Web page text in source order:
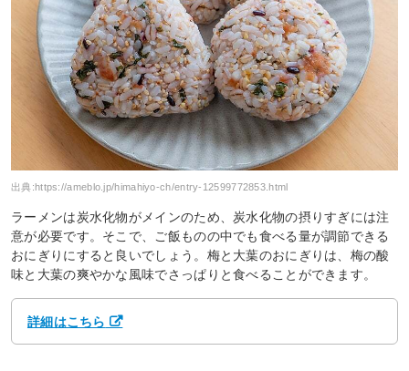
出典:https://ameblo.jp/himahiyo-ch/entry-12599772853.html
ラーメンは炭水化物がメインのため、炭水化物の摂りすぎには注
意が必要です。そこで、ご飯ものの中でも食べる量が調節できる
おにぎりにすると良いでしょう。梅と大葉のおにぎりは、梅の酸
味と大葉の爽やかな風味でさっぱりと食べることができます。
詳細はこちら